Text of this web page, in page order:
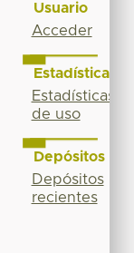
Usuario
Acceder
Estadísticas
Estadísticas
de uso
Depósitos
Depósitos
recientes